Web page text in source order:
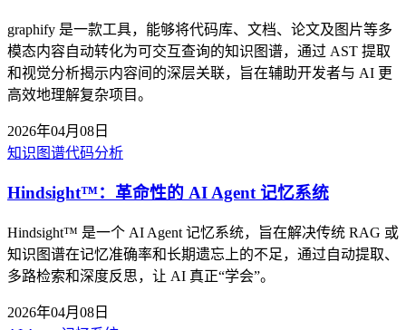
graphify 是一款工具，能够将代码库、文档、论文及图片等多
模态内容自动转化为可交互查询的知识图谱，通过 AST 提取
和视觉分析揭示内容间的深层关联，旨在辅助开发者与 AI 更
高效地理解复杂项目。
2026年04月08日
知识图谱代码分析
Hindsight™：革命性的 AI Agent 记忆系统
Hindsight™ 是一个 AI Agent 记忆系统，旨在解决传统 RAG 或
知识图谱在记忆准确率和长期遗忘上的不足，通过自动提取、
多路检索和深度反思，让 AI 真正“学会”。
2026年04月08日